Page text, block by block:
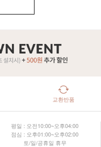
교환반품
평일 : 오전10:00~오후04:00
점심 : 오후01:00~오후02:00
토/일/공휴일 휴무